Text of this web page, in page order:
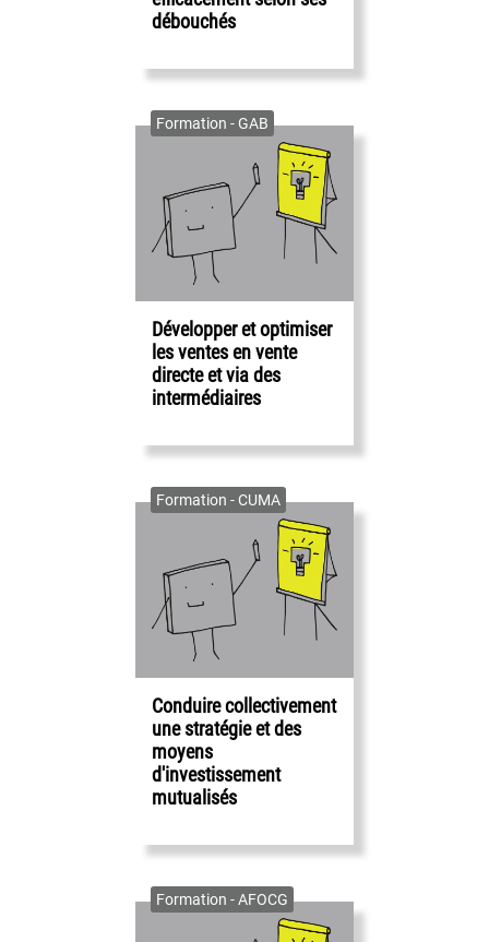
débouchés
Formation - GAB
Développer et optimiser
les ventes en vente
directe et via des
intermédiaires
Formation - CUMA
Conduire collectivement
une stratégie et des
moyens
d'investissement
mutualisés
Formation - AFOCG